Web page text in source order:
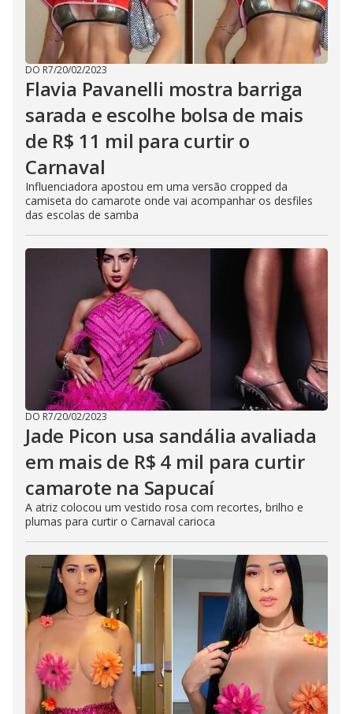
DO R7/20/02/2023
Flavia Pavanelli mostra barriga
sarada e escolhe bolsa de mais
de R$ 11 mil para curtir o
Carnaval
Influenciadora apostou em uma versão cropped da
camiseta do camarote onde vai acompanhar os desfiles
das escolas de samba
DO R7/20/02/2023
Jade Picon usa sandália avaliada
em mais de R$ 4 mil para curtir
camarote na Sapucaí
A atriz colocou um vestido rosa com recortes, brilho e
plumas para curtir o Carnaval carioca